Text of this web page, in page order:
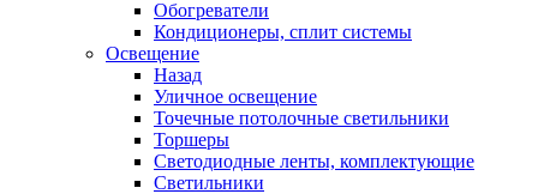
Обогреватели
Кондиционеры, сплит системы
Освещение
Назад
Уличное освещение
Точечные потолочные светильники
Торшеры
Светодиодные ленты, комплектующие
Светильники